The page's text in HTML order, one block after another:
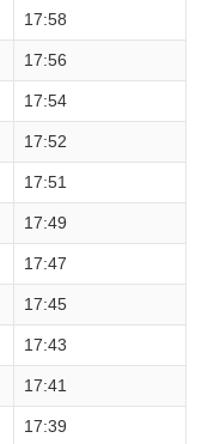
17:58
17:56
17:54
17:52
17:51
17:49
17:47
17:45
17:43
17:41
17:39